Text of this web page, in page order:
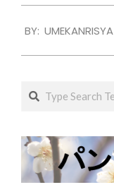
01-
BY: UMEKANRISYA
Search